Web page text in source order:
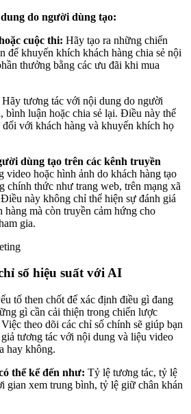
do người dùng tạo:
cuộc thi: Hãy tạo ra những chiến
để khuyến khích khách hàng chia sẻ nội
thưởng bằng các ưu đãi khi mua
Hãy tương tác với nội dung do người
bình luận hoặc chia sẻ lại. Điều này thể
đối với khách hàng và khuyến khích họ
dùng tạo trên các kênh truyền
video hoặc hình ảnh do khách hàng tạo
chính thức như trang web, trên mạng xã
này không chỉ thể hiện sự đánh giá
hàng mà còn truyền cảm hứng cho
gia.
số hiệu suất với AI
tố then chốt để xác định điều gì đang
gì cần cải thiện trong chiến lược
theo dõi các chỉ số chính sẽ giúp bạn
tương tác với nội dung và liệu video
hay không.
thể kể đến như: Tỷ lệ tương tác, tỷ lệ
gian xem trung bình, tỷ lệ giữ chân khán